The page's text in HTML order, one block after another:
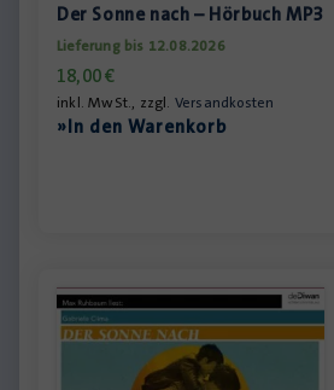
Der Sonne nach – Hörbuch MP3
Lieferung bis 12.08.2026
18,00€
inkl. MwSt., zzgl. Versandkosten
»In den Warenkorb